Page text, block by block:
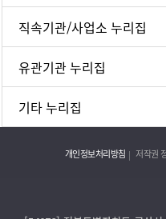
직속기관/사업소 누리집
유관기관 누리집
기타 누리집
개인정보처리방침 저작권